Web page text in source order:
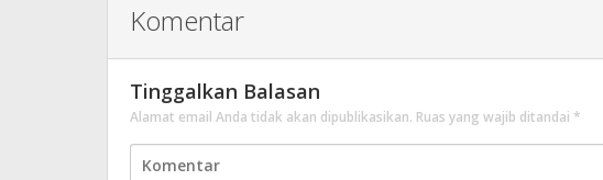
Komentar
Tinggalkan Balasan
Alamat email Anda tidak akan dipublikasikan. Ruas yang wajib ditandai *